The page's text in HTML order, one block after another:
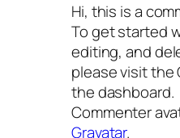
Hi, this is a
To get started
editing, and
please visit the
the dashboard.
Commenter
Gravatar.